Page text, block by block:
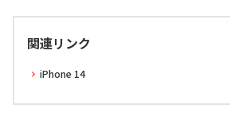
関連リンク
iPhone 14